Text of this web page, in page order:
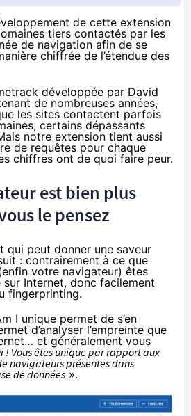
de cette extension
tiers contactés par les
de navigation afin de se
chiffrée de l’étendue des
développée par David
de nombreuses années,
les sites contactent parfois
certains dépassants
notre extension tient aussi
de requêtes pour chaque
chiffres ont de quoi faire peur.
est bien plus
le pensez
qui peut donner une saveur
: contrairement à ce que
votre navigateur) êtes
Internet, donc facilement
fingerprinting.
I unique permet de s’en
d’analyser l’empreinte que
et généralement vous
! Vous êtes unique par rapport aux
navigateurs présentes dans
de données ».